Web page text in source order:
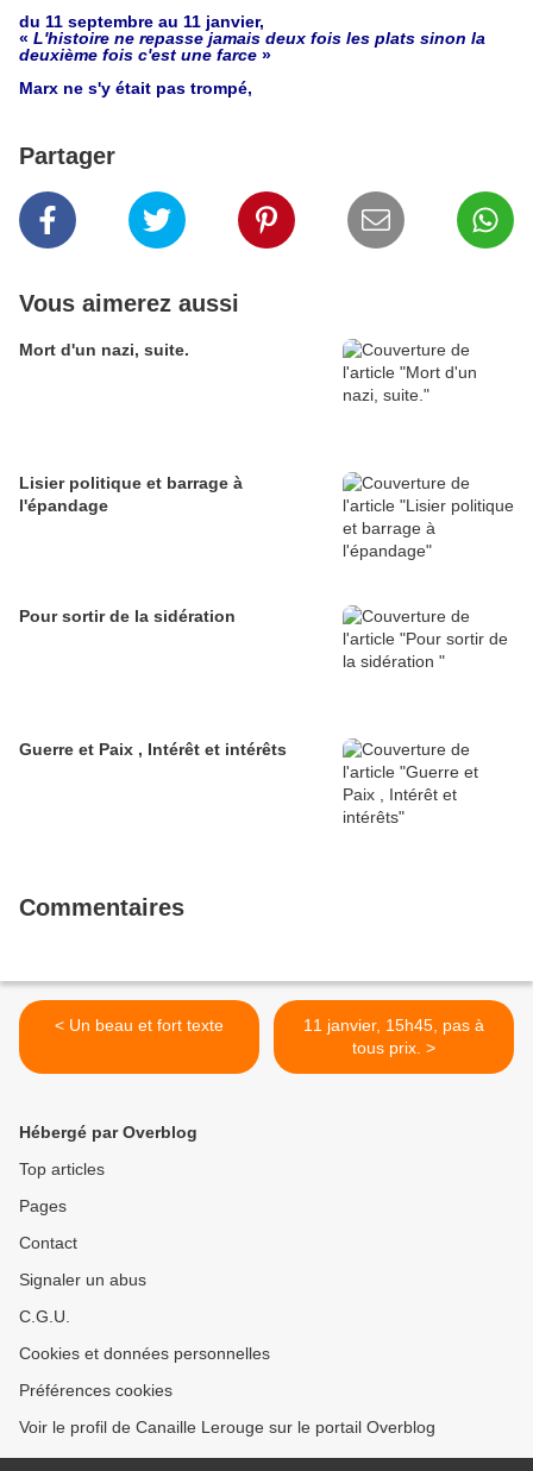
du 11 septembre au 11 janvier,
« L'histoire ne repasse jamais deux fois les plats sinon la
deuxième fois c'est une farce »
Marx ne s'y était pas trompé,
Partager
Vous aimerez aussi
Mort d'un nazi, suite.
Lisier politique et barrage à
l'épandage
Pour sortir de la sidération
Guerre et Paix , Intérêt et intérêts
Commentaires
< Un beau et fort texte
11 janvier, 15h45, pas à
tous prix. >
Hébergé par Overblog
Top articles
Pages
Contact
Signaler un abus
C.G.U.
Cookies et données personnelles
Préférences cookies
Voir le profil de Canaille Lerouge sur le portail Overblog